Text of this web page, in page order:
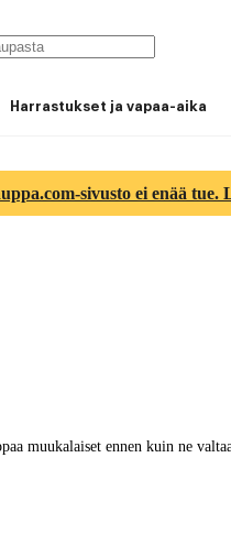
Harrastukset ja vapaa-aika
sivusto ei enää tue.
muukalaiset ennen kuin ne